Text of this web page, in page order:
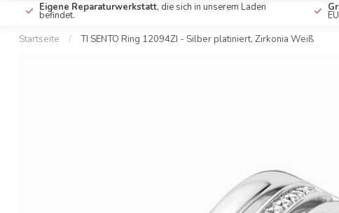
Eigene Reparaturwerkstatt, die sich in unserem Laden
befindet.
Startseite / TI SENTO Ring 12094ZI - Silber platiniert, Zirkonia Weiß